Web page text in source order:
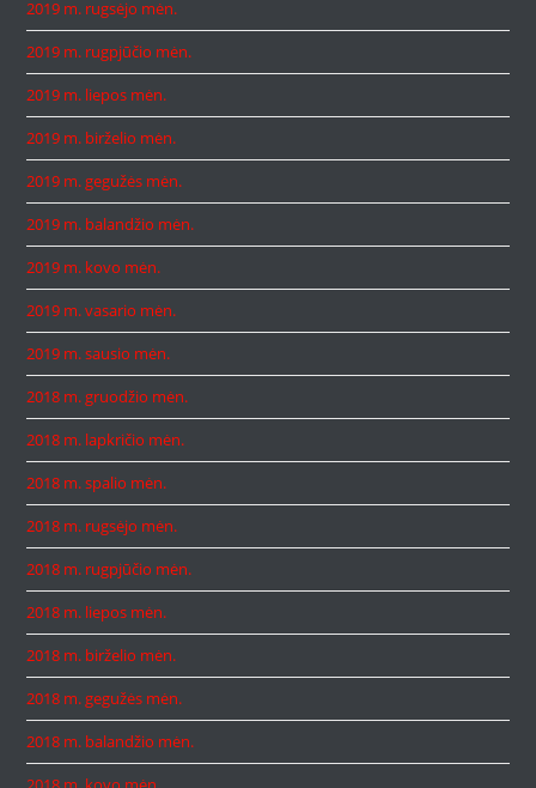
2019 m. rugsėjo mėn.
2019 m. rugpjūčio mėn.
2019 m. liepos mėn.
2019 m. birželio mėn.
2019 m. gegužės mėn.
2019 m. balandžio mėn.
2019 m. kovo mėn.
2019 m. vasario mėn.
2019 m. sausio mėn.
2018 m. gruodžio mėn.
2018 m. lapkričio mėn.
2018 m. spalio mėn.
2018 m. rugsėjo mėn.
2018 m. rugpjūčio mėn.
2018 m. liepos mėn.
2018 m. birželio mėn.
2018 m. gegužės mėn.
2018 m. balandžio mėn.